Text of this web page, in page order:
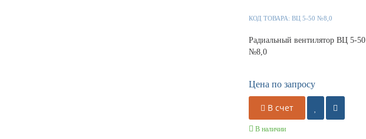
КОД ТОВАРА: ВЦ 5-50 №8,0
Радиальный вентилятор ВЦ 5-50
№8,0
Цена по запросу
В счет
В наличии